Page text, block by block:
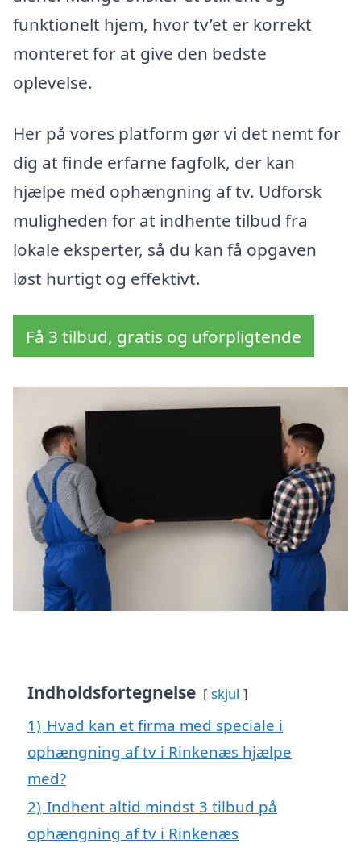
funktionelt hjem, hvor tv’et er korrekt
monteret for at give den bedste
oplevelse.
Her på vores platform gør vi det nemt for
dig at finde erfarne fagfolk, der kan
hjælpe med ophængning af tv. Udforsk
muligheden for at indhente tilbud fra
lokale eksperter, så du kan få opgaven
løst hurtigt og effektivt.
Få 3 tilbud, gratis og uforpligtende
Indholdsfortegnelse skjul
1) Hvad kan et firma med speciale i
ophængning af tv i Rinkenæs hjælpe
med?
2) Indhent altid mindst 3 tilbud på
ophængning af tv i Rinkenæs